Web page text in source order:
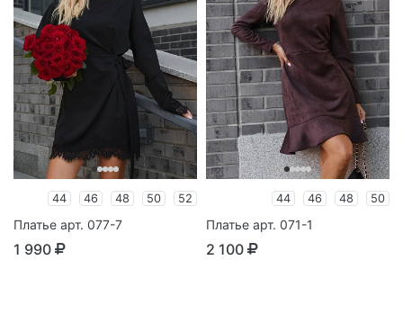
44 46 48 50 52
Платье арт. 077-7
1 990
44 46 48 50
Платье арт. 071-1
2 100